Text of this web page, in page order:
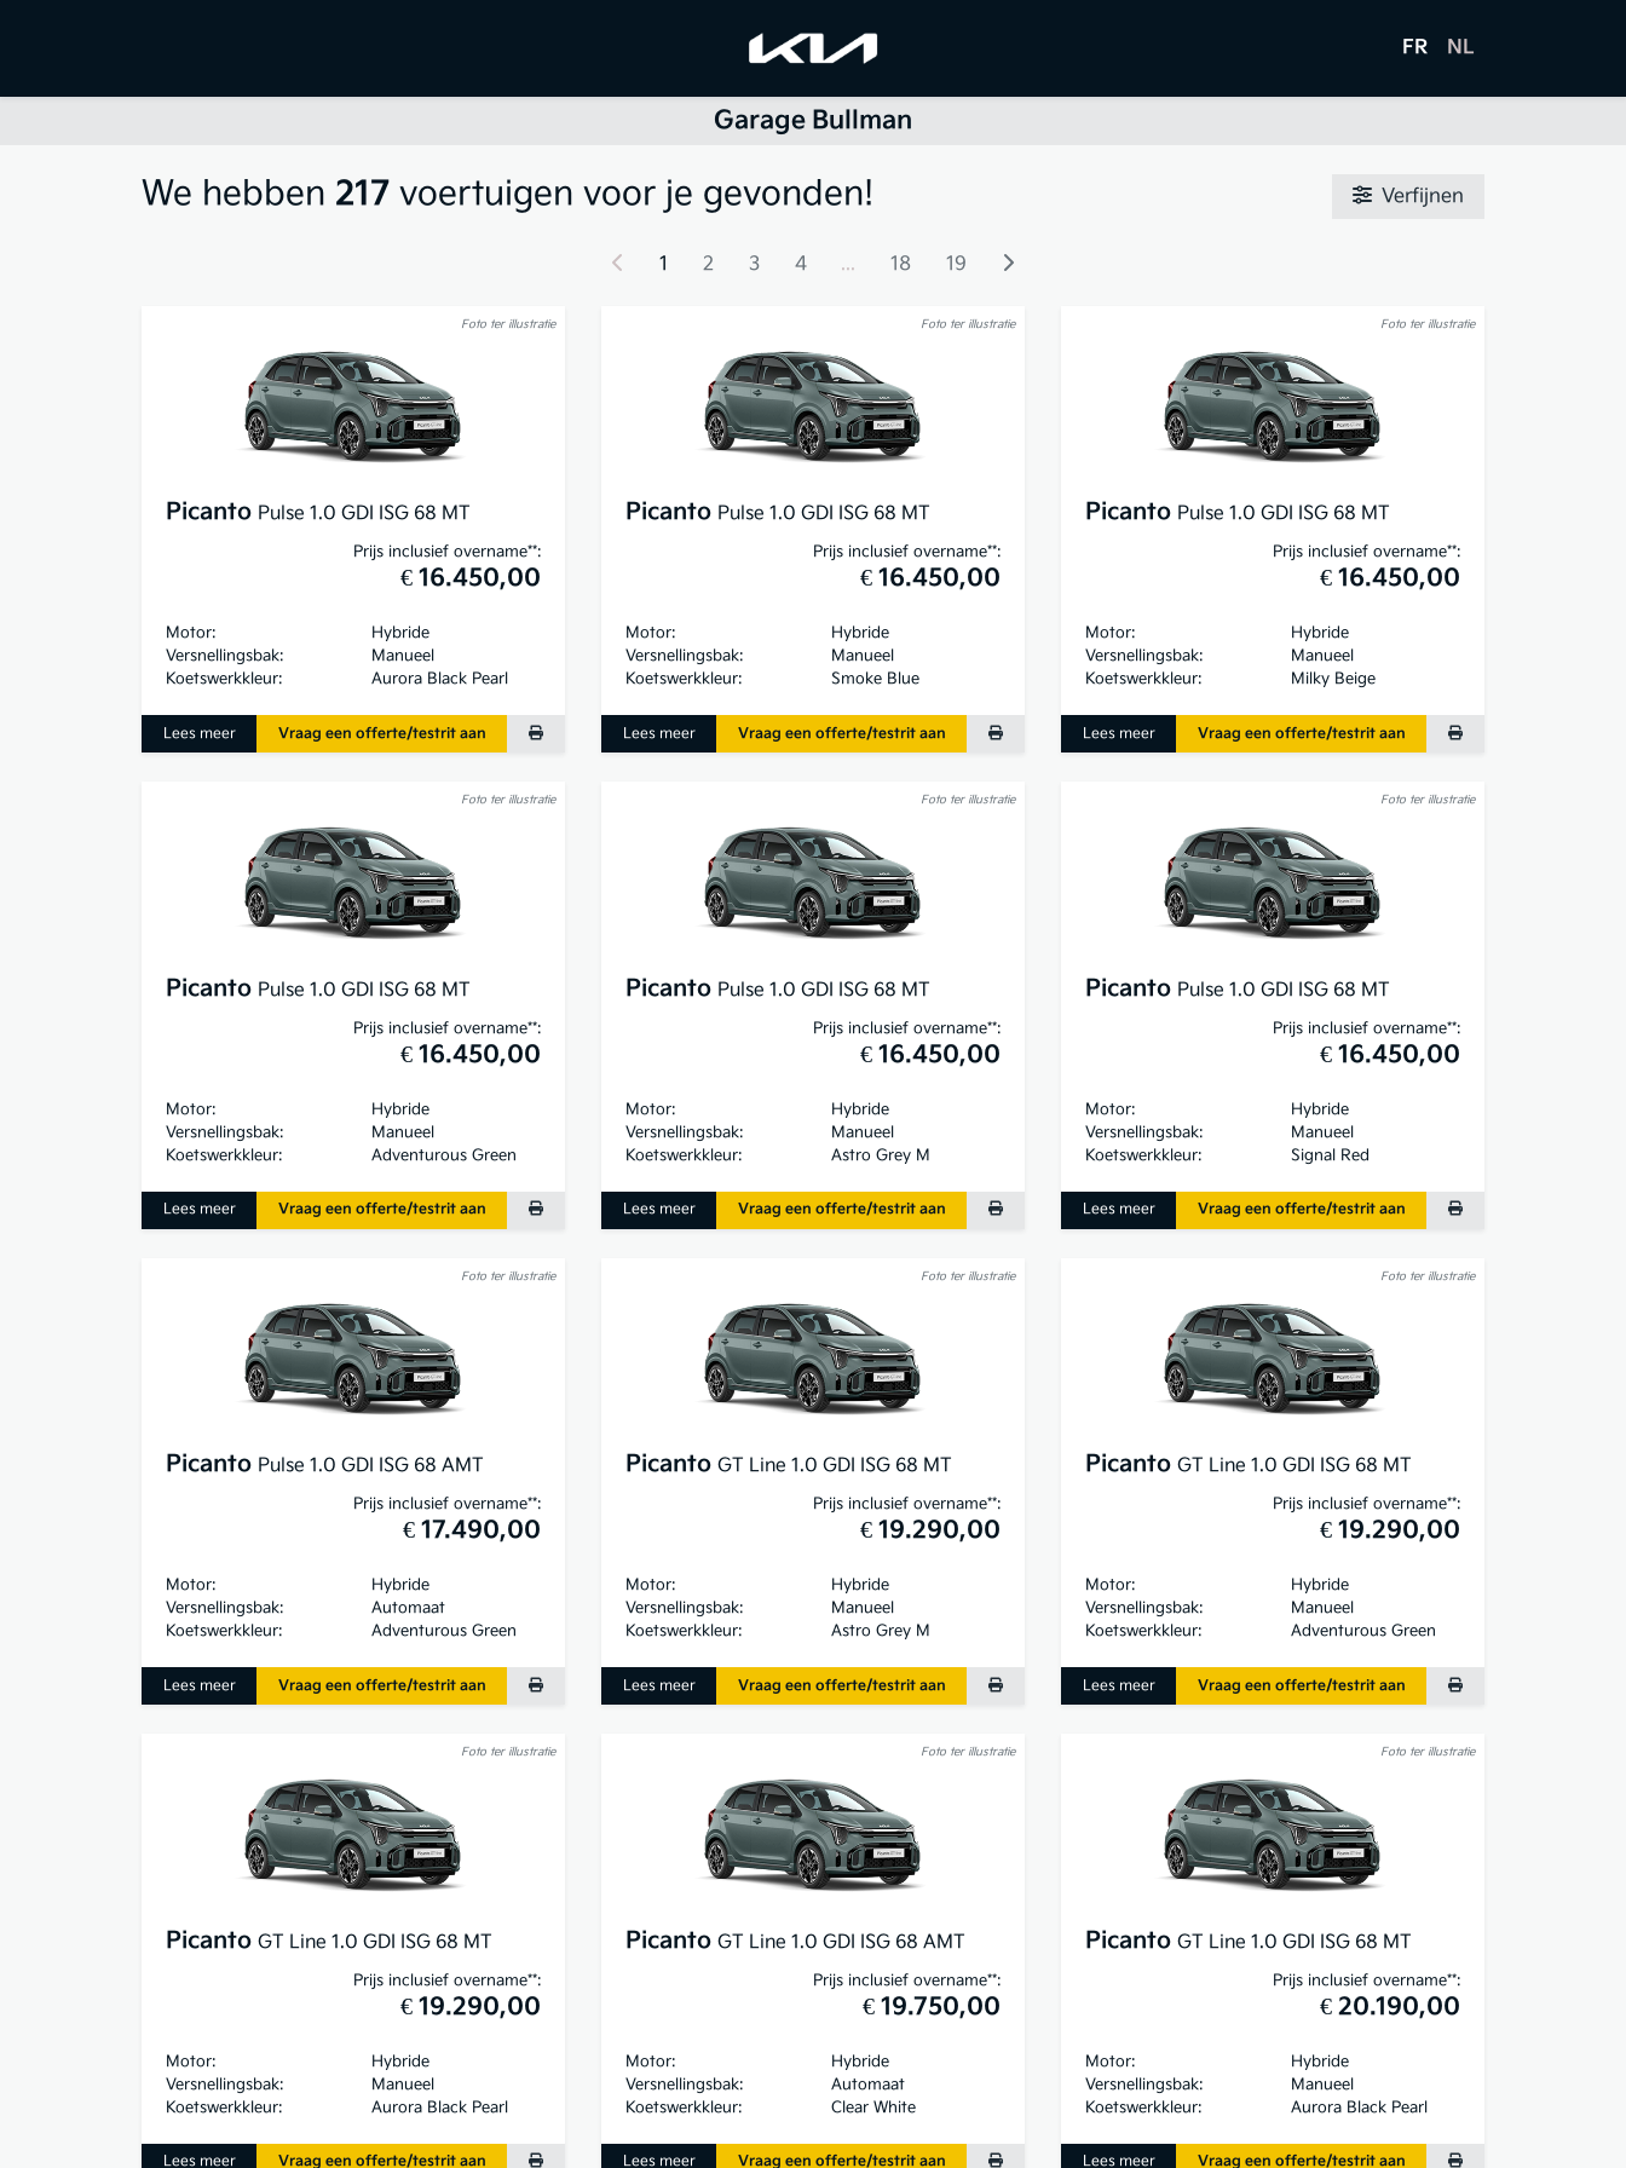
FR NL
Garage Bullman
Verfijnen
We hebben 217 voertuigen voor je gevonden!
1 2 3 4 ... 18 19
Foto ter illustratie
Picanto Pulse 1.0 GDI ISG 68 MT
Prijs inclusief overname**:
€ 16.450,00
Motor:
Hybride
Versnellingsbak:
Manueel
Koetswerkkleur:
Aurora Black Pearl
Lees meer Vraag een offerte/testrit aan
Foto ter illustratie
Picanto Pulse 1.0 GDI ISG 68 MT
Prijs inclusief overname**:
€ 16.450,00
Motor:
Hybride
Versnellingsbak:
Manueel
Koetswerkkleur:
Smoke Blue
Lees meer Vraag een offerte/testrit aan
Foto ter illustratie
Picanto Pulse 1.0 GDI ISG 68 MT
Prijs inclusief overname**:
€ 16.450,00
Motor:
Hybride
Versnellingsbak:
Manueel
Koetswerkkleur:
Milky Beige
Lees meer Vraag een offerte/testrit aan
Foto ter illustratie
Picanto Pulse 1.0 GDI ISG 68 MT
Prijs inclusief overname**:
€ 16.450,00
Motor:
Hybride
Versnellingsbak:
Manueel
Koetswerkkleur:
Adventurous Green
Lees meer Vraag een offerte/testrit aan
Foto ter illustratie
Picanto Pulse 1.0 GDI ISG 68 MT
Prijs inclusief overname**:
€ 16.450,00
Motor:
Hybride
Versnellingsbak:
Manueel
Koetswerkkleur:
Astro Grey M
Lees meer Vraag een offerte/testrit aan
Foto ter illustratie
Picanto Pulse 1.0 GDI ISG 68 MT
Prijs inclusief overname**:
€ 16.450,00
Motor:
Hybride
Versnellingsbak:
Manueel
Koetswerkkleur:
Signal Red
Lees meer Vraag een offerte/testrit aan
Foto ter illustratie
Picanto Pulse 1.0 GDI ISG 68 AMT
Prijs inclusief overname**:
€ 17.490,00
Motor:
Hybride
Versnellingsbak:
Automaat
Koetswerkkleur:
Adventurous Green
Lees meer Vraag een offerte/testrit aan
Foto ter illustratie
Picanto GT Line 1.0 GDI ISG 68 MT
Prijs inclusief overname**:
€ 19.290,00
Motor:
Hybride
Versnellingsbak:
Manueel
Koetswerkkleur:
Astro Grey M
Lees meer Vraag een offerte/testrit aan
Foto ter illustratie
Picanto GT Line 1.0 GDI ISG 68 MT
Prijs inclusief overname**:
€ 19.290,00
Motor:
Hybride
Versnellingsbak:
Manueel
Koetswerkkleur:
Adventurous Green
Lees meer Vraag een offerte/testrit aan
Foto ter illustratie
Picanto GT Line 1.0 GDI ISG 68 MT
Prijs inclusief overname**:
€ 19.290,00
Motor:
Hybride
Versnellingsbak:
Manueel
Koetswerkkleur:
Aurora Black Pearl
Lees meer Vraag een offerte/testrit aan
Foto ter illustratie
Picanto GT Line 1.0 GDI ISG 68 AMT
Prijs inclusief overname**:
€ 19.750,00
Motor:
Hybride
Versnellingsbak:
Automaat
Koetswerkkleur:
Clear White
Lees meer Vraag een offerte/testrit aan
Foto ter illustratie
Picanto GT Line 1.0 GDI ISG 68 MT
Prijs inclusief overname**:
€ 20.190,00
Motor:
Hybride
Versnellingsbak:
Manueel
Koetswerkkleur:
Aurora Black Pearl
Lees meer Vraag een offerte/testrit aan